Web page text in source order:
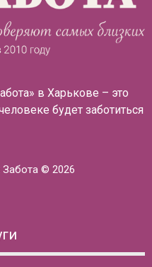
в Харькове – это
будет заботиться
© 2026